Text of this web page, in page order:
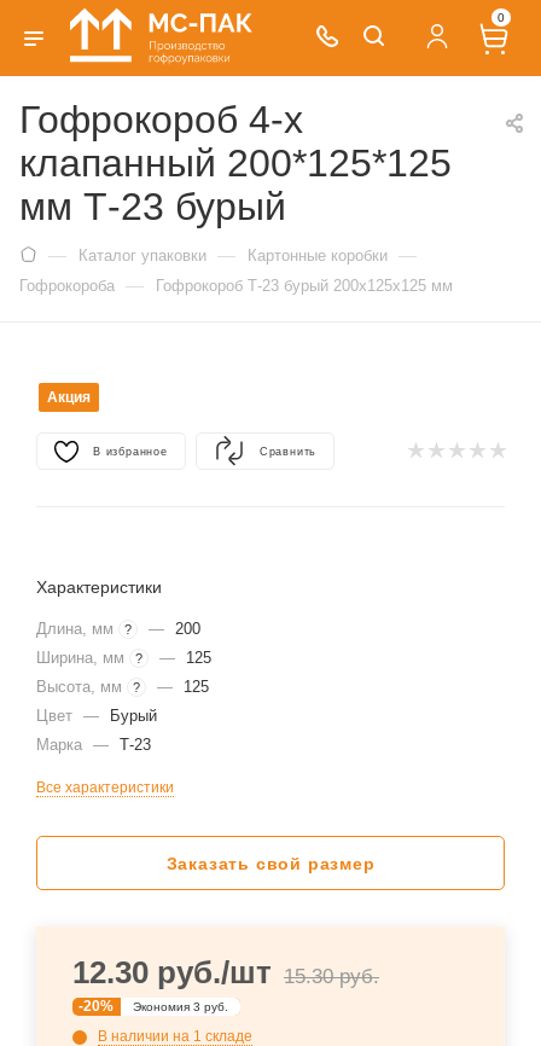
0
Гофрокороб 4-х
клапанный 200*125*125
мм Т-23 бурый
— Каталог упаковки — Картонные коробки —
Гофрокороба — Гофрокороб Т-23 бурый 200х125х125 мм
Акция
В избранное Сравнить
Характеристики
Длина, мм ? — 200
Ширина, мм
? —
125
Высота, мм
? —
125
Цвет —
Бурый
Марка — Т-23
Все характеристики
Заказать свой размер
12.30 руб./шт 15.30руб.
-20% Экономия 3 руб.
В наличии на 1 складе